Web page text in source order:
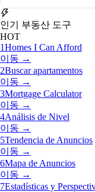
인기 부동산 도구
HOT
1Homes I Can Afford
이동 →
2Buscar apartamentos
이동 →
3Mortgage Calculator
이동 →
4Análisis de Nivel
이동 →
5Tendencia de Anuncios
이동 →
6Mapa de Anuncios
이동 →
7Estadísticas y